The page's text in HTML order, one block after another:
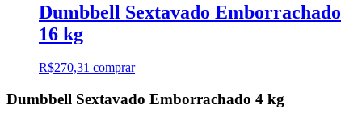
Dumbbell Sextavado Emborrachado
16 kg
R$270,31 comprar
Dumbbell Sextavado Emborrachado 4 kg